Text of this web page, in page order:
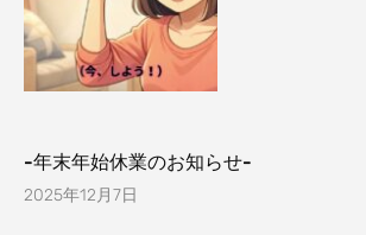
-年末年始休業のお知らせ-
2025年12月7日